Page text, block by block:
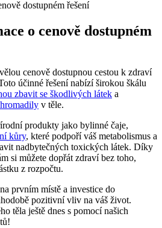
o cenově dostupném
cenově dostupnou cestou k zdraví
účinné řešení nabízí širokou škálu
zbavit se škodlivých látek a
v těle.
produkty jako bylinné čaje,
kůry, které podpoří váš metabolismus a
nadbytečných toxických látek. Díky
si můžete dopřát zdraví bez toho,
z rozpočtu.
prvním místě a investice do
pozitivní vliv na váš život.
těla ještě dnes s pomocí našich